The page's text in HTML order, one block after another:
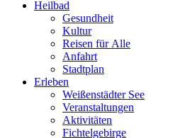
Heil­bad
Gesund­heit
Kul­tur
Rei­sen für Alle
Anfahrt
Stadt­plan
Erle­ben
Wei­ßen­städ­ter See
Ver­an­stal­tun­gen
Akti­vi­tä­ten
Fich­tel­ge­bir­ge